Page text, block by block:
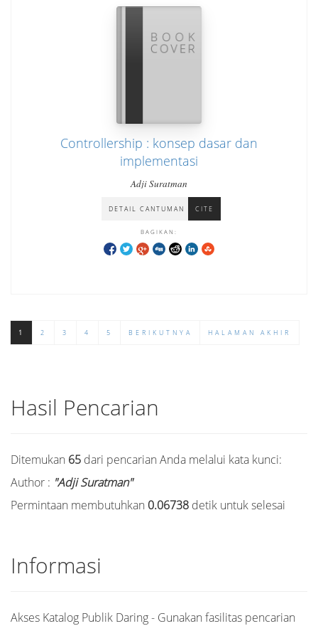
Controllership : konsep dasar dan
implementasi
Adji Suratman
DETAIL CANTUMAN CITE
BAGIKAN:
1 2 3 4 5 BERIKUTNYA HALAMAN AKHIR
Hasil Pencarian
Ditemukan 65 dari pencarian Anda melalui kata kunci:
Author : "Adji Suratman"
Permintaan membutuhkan 0.06738 detik untuk selesai
Informasi
Akses Katalog Publik Daring - Gunakan fasilitas pencarian